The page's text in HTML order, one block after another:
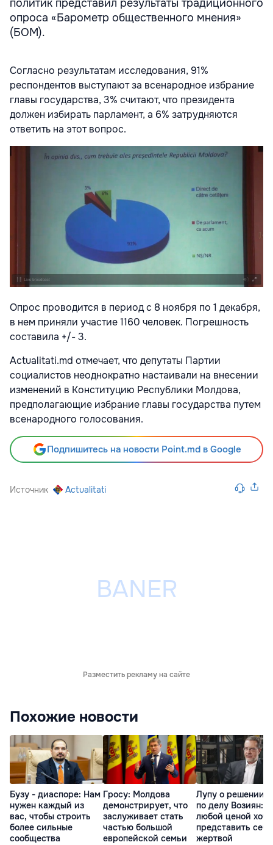
политик представил результаты традиционного
опроса «Барометр общественного мнения»
(БОМ).
Согласно результатам исследования, 91%
респондентов выступают за всенародное избрание
главы государства, 3% считают, что президента
должен избирать парламент, а 6% затрудняются
ответить на этот вопрос.
Опрос проводится в период с 8 ноября по 1 декабря,
в нем приняли участие 1160 человек. Погрешность
составила +/- 3.
Actualitati.md отмечает, что депутаты Партии
социалистов неоднократно настаивали на внесении
изменений в Конституцию Республики Молдова,
предполагающие избрание главы государства путем
всенародного голосования.
Подпишитесь на новости Point.md в Google
Источник Actualitati
Разместить рекламу на сайте
Похожие новости
Бузу - диаспоре: Нам
нужен каждый из
вас, чтобы строить
более сильные
сообщества
Гросу: Молдова
демонстрирует, что
заслуживает стать
частью большой
европейской семьи
Лупу о решении
по делу Возиян:
любой ценой
представить себя
жертвой